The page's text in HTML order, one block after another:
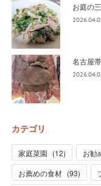
お庭の
名古屋
カテゴリ
家庭菜園 (12) お勧
お薦めの食材 (93)